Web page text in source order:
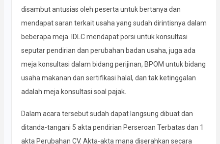
disambut antusias oleh peserta untuk bertanya dan
mendapat saran terkait usaha yang sudah dirintisnya dalam
beberapa meja. IDLC mendapat porsi untuk konsultasi
seputar pendirian dan perubahan badan usaha, juga ada
meja konsultasi dalam bidang perijinan, BPOM untuk bidang
usaha makanan dan sertifikasi halal, dan tak ketinggalan
adalah meja konsultasi soal pajak.
Dalam acara tersebut sudah dapat langsung dibuat dan
ditanda-tangani 5 akta pendirian Perseroan Terbatas dan 1
akta Perubahan CV. Akta-akta mana diserahkan secara